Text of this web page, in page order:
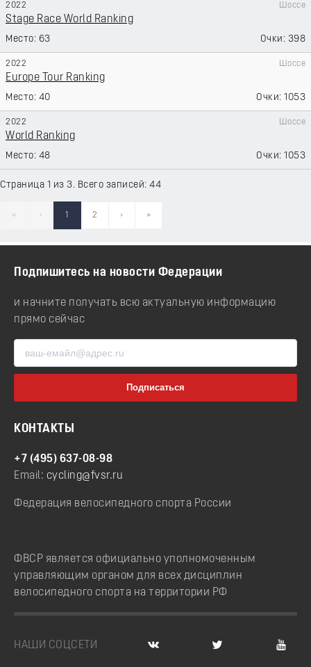
2022 Шоссе
Stage Race World Ranking
63 398
2022 Шоссе
Europe Tour Ranking
40 1053
2022 Шоссе
World Ranking
48 1053
Страница 1 из 3. Всего записей: 44
« ‹ 1 2 › »
Подпишитесь на новости Федерации
и начните получать всю актуальную информацию
прямо сейчас
КОНТАКТЫ
+7 (495) 637-08-98
Email: cycling@fvsr.ru
Федерация велосипедного спорта России
ФВСР является официально уполномоченным
управляющим органом для всех дисциплин
велосипедного спорта на территории РФ
НАШИ СОЦСЕТИ